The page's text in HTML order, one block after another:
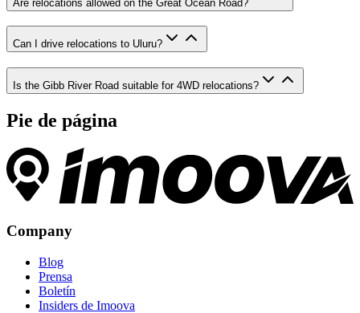
Are relocations allowed on the Great Ocean Road?
Can I drive relocations to Uluru?
Is the Gibb River Road suitable for 4WD relocations?
Pie de página
Company
Blog
Prensa
Boletín
Insiders de Imoova